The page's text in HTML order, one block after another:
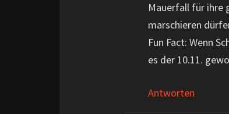
Mauerfall für ihre
marschieren
Fun Fact: Wenn
es der 10.11.
Antworten